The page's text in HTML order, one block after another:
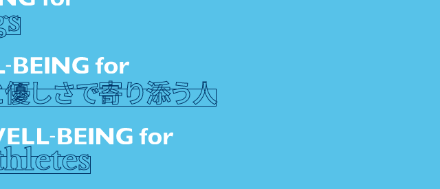
しさで寄り添う人